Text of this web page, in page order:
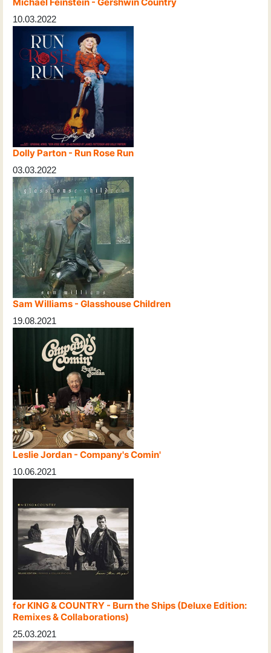
10.03.2022
Dolly Parton - Run Rose Run
03.03.2022
Sam Williams - Glasshouse Children
19.08.2021
Leslie Jordan - Company's Comin'
10.06.2021
for KING & COUNTRY - Burn the Ships (Deluxe Edition:
Remixes & Collaborations)
25.03.2021